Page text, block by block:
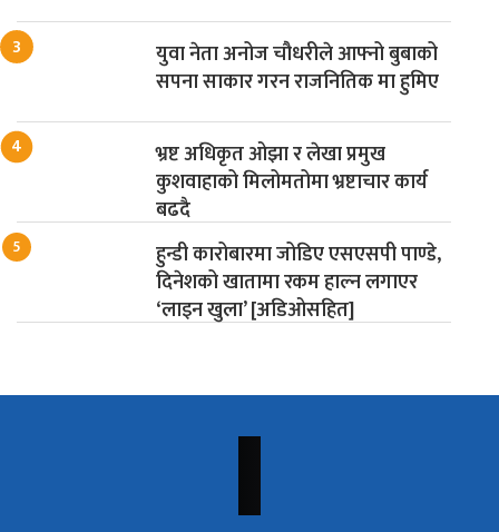
युवा नेता अनोज चौधरीले आफ्नो बुबाको
सपना साकार गरन राजनितिक मा हुमिए
भ्रष्ट अधिकृत ओझा र लेखा प्रमुख
कुशवाहाको मिलोमतोमा भ्रष्टाचार कार्य
बढदै
हुन्डी कारोबारमा जोडिए एसएसपी पाण्डे,
दिनेशको खातामा रकम हाल्न लगाएर
‘लाइन खुला’ [अडिओसहित]